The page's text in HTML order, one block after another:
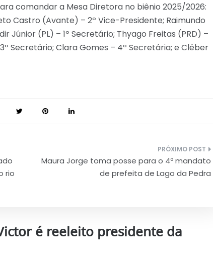
comandar a Mesa Diretora no biênio 2025/2026:
Castro (Avante) – 2º Vice-Presidente; Raimundo
Júnior (PL) – 1º Secretário; Thyago Freitas (PRD) –
Secretário; Clara Gomes – 4º Secretária; e Cléber
rio
Maura Jorge toma posse para o 4º mandato
de prefeita de Lago da Pedra
é reeleito presidente da